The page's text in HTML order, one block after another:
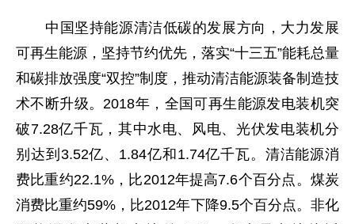
中国坚持能源清洁低碳的发展方向，大力发展
可再生能源，坚持节约优先，落实“十三五”能耗总量
和碳排放强度“双控”制度，推动清洁能源装备制造技
术不断升级。2018年，全国可再生能源发电装机突
破7.28亿千瓦，其中水电、风电、光伏发电装机分
别达到3.52亿、1.84亿和1.74亿千瓦。清洁能源消
费比重约22.1%，比2012年提高7.6个百分点。煤炭
消费比重约59%，比2012年下降9.5个百分点。非化